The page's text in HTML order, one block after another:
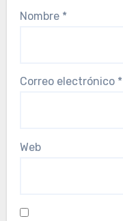
Nombre *
Correo electrónico *
Web